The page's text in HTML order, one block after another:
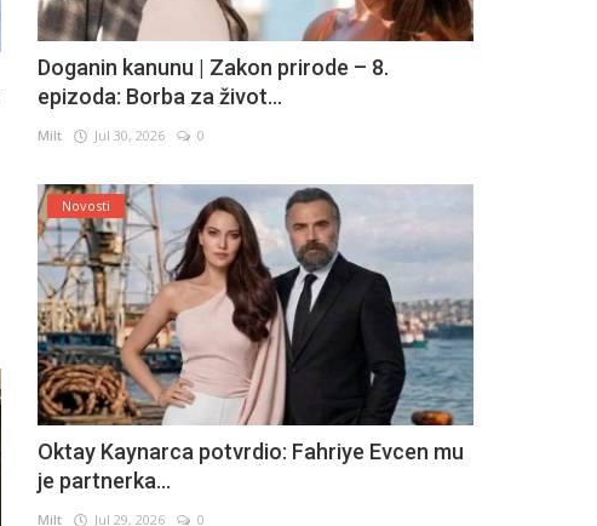
Doganin kanunu | Zakon prirode – 8.
epizoda: Borba za život...
Milt Jul 30, 2026 0
Novosti
Oktay Kaynarca potvrdio: Fahriye Evcen mu
je partnerka...
Milt Jul 29, 2026 0